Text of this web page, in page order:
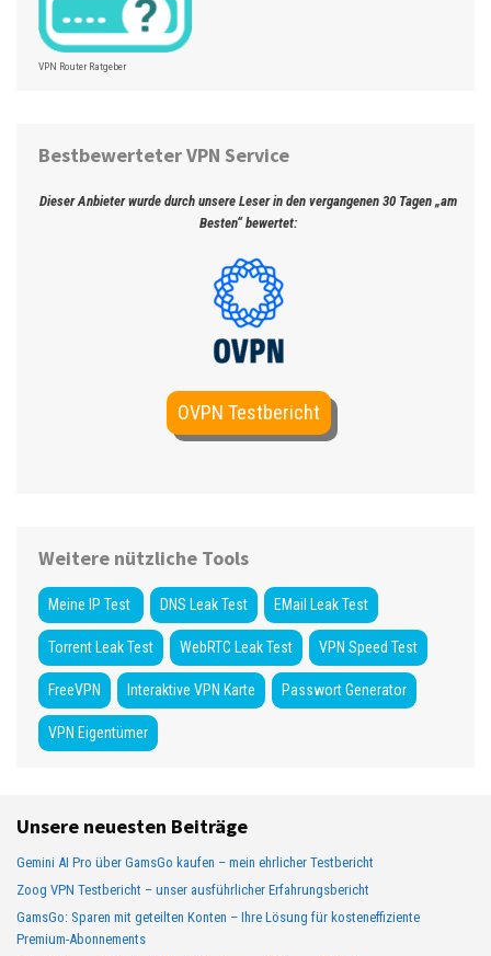
VPN Router Ratgeber
Bestbewerteter VPN Service
Dieser Anbieter wurde durch unsere Leser in den vergangenen 30 Tagen „am
Besten“ bewertet:
OVPN Testbericht
Weitere nützliche Tools
Meine IP Test DNS Leak Test EMail Leak Test
Torrent Leak Test WebRTC Leak Test VPN Speed Test
FreeVPN Interaktive VPN Karte Passwort Generator
VPN Eigentümer
Unsere neuesten Beiträge
Gemini AI Pro über GamsGo kaufen – mein ehrlicher Testbericht
Zoog VPN Testbericht – unser ausführlicher Erfahrungsbericht
GamsGo: Sparen mit geteilten Konten – Ihre Lösung für kosteneffiziente
Premium-Abonnements